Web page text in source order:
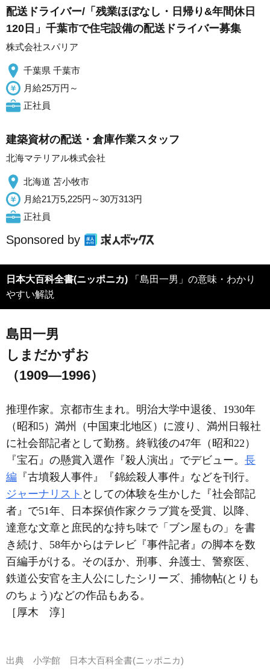
配送ドライバー/「残業ほぼなし・日帰り&年間休日
120日」千葉市で住宅設備の配送ドライバー募集
株式会社スパリア
千葉県 千葉市
月給25万円～
正社員
建築資材の配送・倉庫作業スタッフ
北海マテリアル株式会社
北海道 苫小牧市
月給21万5,225円～30万313円
正社員
Sponsored by
日本大百科全書(ニッポニカ) 「島田一男」の意味・わかり
やすい解説
島田一男
しまだかずお
（1909―1996）
推理作家。京都市生まれ。明治大学中退後、1930年
（昭和5）満州（中国東北地区）に渡り、満州日報社
に社会部記者として勤務。終戦後の47年（昭和22）
『宝石』の懸賞入選作『殺人演出』でデビュー。 長
編 『古墳殺人事件』『錦絵殺人事件』などを刊行。
ジャーナリスト としての体験を生かした『社会部記
者』で51年、日本探偵作家クラブ賞を受賞、以降、
達意な文章と庶民的な持ち味で「ブン屋もの」を書
き続け、58年からはテレビ『事件記者』の脚本を数
百編手がける。そのほか、刑事、弁護士、警察医、
鉄道公安官を主人公にしたシリーズ、捕物帖(とりも
のちょう)などの作品もある。
［厚木 淳］
出典 小学館 日本大百科全書(ニッポニカ)